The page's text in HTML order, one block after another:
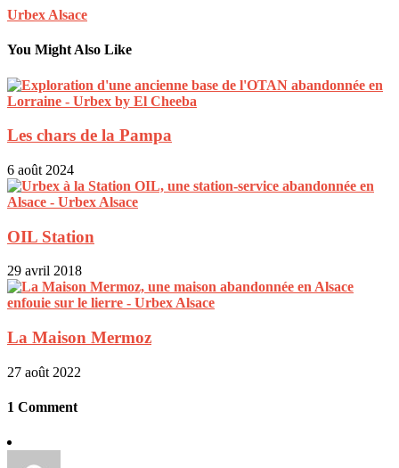
Urbex Alsace
You Might Also Like
Les chars de la Pampa
6 août 2024
OIL Station
29 avril 2018
La Maison Mermoz
27 août 2022
1 Comment